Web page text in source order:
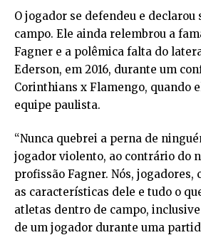
O jogador se defendeu e
campo. Ele ainda relembrou a
Fagner e a polêmica falta do
Ederson, em 2016, durante um
Corinthians x Flamengo, quando
equipe paulista.
“Nunca quebrei a perna de
jogador violento, ao contrário do
profissão Fagner. Nós, jogadores,
as características dele e tudo o
atletas dentro de campo,
de um jogador durante uma